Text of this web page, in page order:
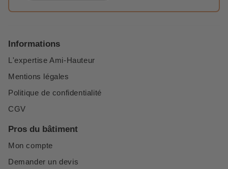
Informations
L'expertise Ami-Hauteur
Mentions légales
Politique de confidentialité
CGV
Pros du bâtiment
Mon compte
Demander un devis